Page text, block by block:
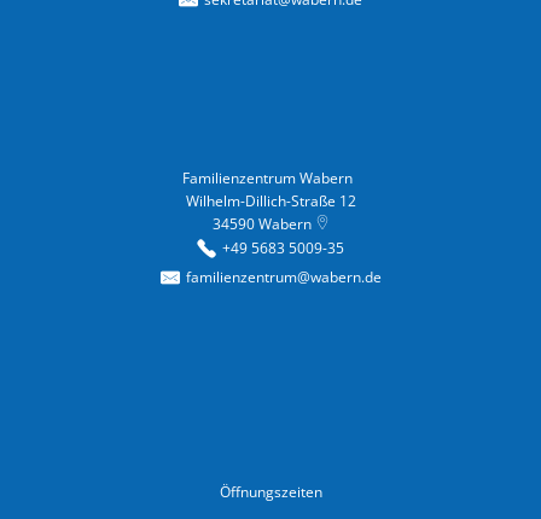
Familienzentrum Wabern
Wilhelm-Dillich-Straße 12
34590 Wabern
+49 5683 5009-35
familienzentrum@wabern.de
Öffnungszeiten